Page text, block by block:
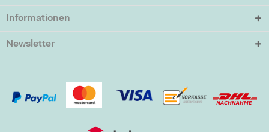
Informationen
Newsletter